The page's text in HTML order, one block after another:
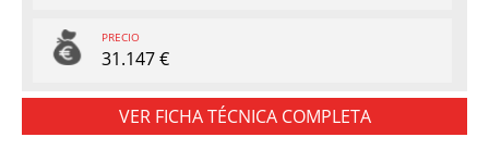
PRECIO
31.147 €
VER FICHA TÉCNICA COMPLETA